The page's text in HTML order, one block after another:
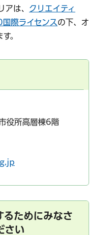
アは、 クリエイティ
際ライセンス の下、オ
。
役所高層棟6階
るためにみなさ
さい